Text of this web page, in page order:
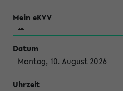
Montag, 10. August 2026